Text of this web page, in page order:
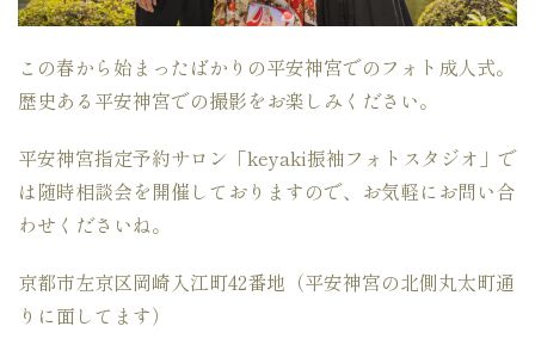
この春から始まったばかりの平安神宮でのフォト成人式。
歴史ある平安神宮での撮影をお楽しみください。
平安神宮指定予約サロン「keyaki振袖フォトスタジオ」で
は随時相談会を開催しておりますので、お気軽にお問い合
わせくださいね。
京都市左京区岡崎入江町42番地（平安神宮の北側丸太町通
りに面してます）